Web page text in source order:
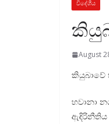
විදේශීය
August
කියුබාවේ
හවානා
ඇඳිරිනීතිය